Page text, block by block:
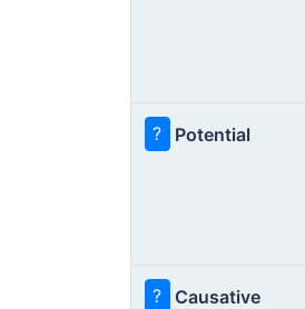
? Potential
? Causative